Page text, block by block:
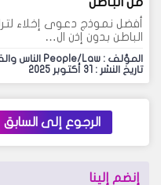
أفضل نموذج دعوى إخلاء
الباطن بدون إذن ال…
المؤلف : People/Law الناس والقانون
تاريخ النشر : 31 أكتوبر 2025
الرجوع إلى السابق
إنضم إلينا